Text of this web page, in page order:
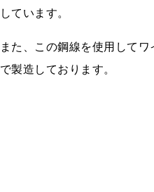
しています。
また、この鋼線を使用して
で製造しております。